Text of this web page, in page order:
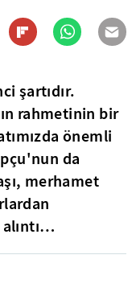
şartıdır.
rahmetinin bir
önemli
da
merhamet
alıntı…